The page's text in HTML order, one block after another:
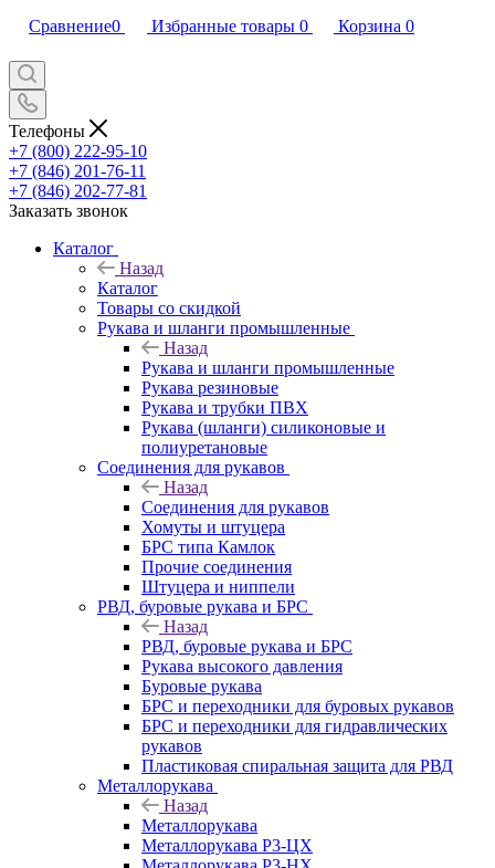
Сравнение0 Избранные товары 0 Корзина 0
Телефоны
+7 (800) 222-95-10
+7 (846) 201-76-11
+7 (846) 202-77-81
Заказать звонок
Каталог
Назад
Каталог
Товары со скидкой
Рукава и шланги промышленные
Назад
Рукава и шланги промышленные
Рукава резиновые
Рукава и трубки ПВХ
Рукава (шланги) силиконовые и
полиуретановые
Соединения для рукавов
Назад
Соединения для рукавов
Хомуты и штуцера
БРС типа Камлок
Прочие соединения
Штуцера и ниппели
РВД, буровые рукава и БРС
Назад
РВД, буровые рукава и БРС
Рукава высокого давления
Буровые рукава
БРС и переходники для буровых рукавов
БРС и переходники для гидравлических
рукавов
Пластиковая спиральная защита для РВД
Металлорукава
Назад
Металлорукава
Металлорукава Р3-ЦХ